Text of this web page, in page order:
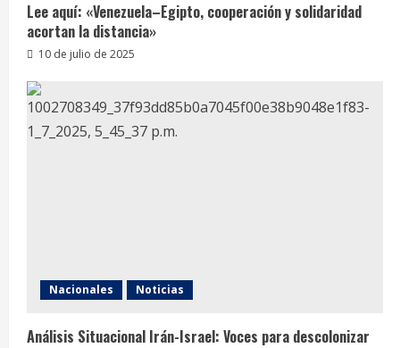
Lee aquí: «Venezuela–Egipto, cooperación y solidaridad
acortan la distancia»
10 de julio de 2025
Nacionales Noticias
Análisis Situacional Irán-Israel: Voces para descolonizar